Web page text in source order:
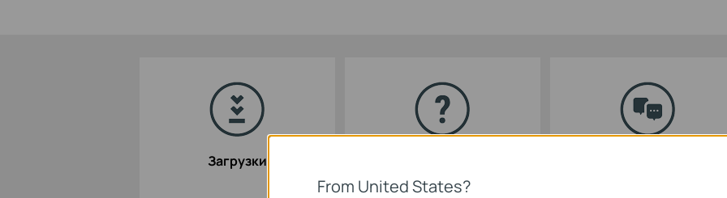
Загрузки
вопросы
From United States?